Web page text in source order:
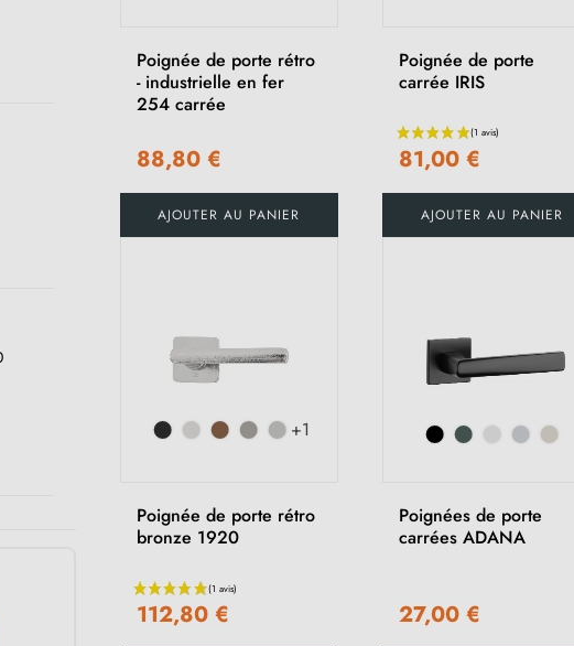
Poignée de porte rétro
- industrielle en fer
254 carrée
88,80 €
AJOUTER AU PANIER
Poignée de porte
carrée IRIS
81,00 €
AJOUTER AU PANIER
+1
Poignée de porte rétro
bronze 1920
112,80 €
Poignées de porte
carrées ADANA
27,00 €